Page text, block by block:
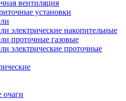
вентиляция
установки
электрические накопительные
проточные газовые
электрические проточные
очаги